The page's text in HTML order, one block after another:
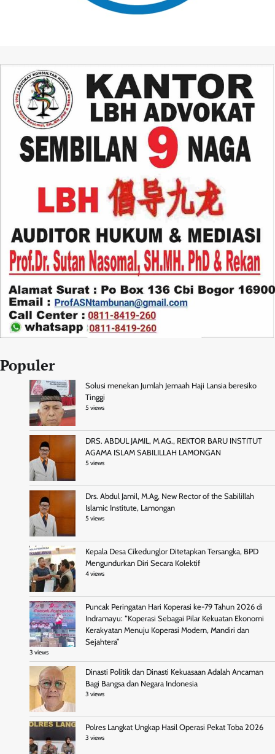
Populer
Solusi menekan Jumlah Jemaah Haji Lansia beresiko
Tinggi
5 views
DRS. ABDUL JAMIL, M.AG., REKTOR BARU INSTITUT
AGAMA ISLAM SABILILLAH LAMONGAN
5 views
Drs. Abdul Jamil, M.Ag, New Rector of the Sabilillah
Islamic Institute, Lamongan
5 views
Kepala Desa Cikedunglor Ditetapkan Tersangka, BPD
Mengundurkan Diri Secara Kolektif
4 views
Puncak Peringatan Hari Koperasi ke-79 Tahun 2026 di
Indramayu: “Koperasi Sebagai Pilar Kekuatan Ekonomi
Kerakyatan Menuju Koperasi Modern, Mandiri dan
Sejahtera”
3 views
Dinasti Politik dan Dinasti Kekuasaan Adalah Ancaman
Bagi Bangsa dan Negara Indonesia
3 views
Polres Langkat Ungkap Hasil Operasi Pekat Toba 2026
3 views